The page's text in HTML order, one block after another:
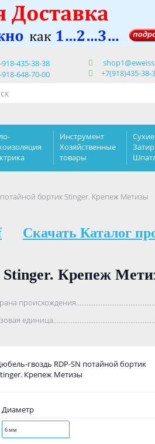
918-435-38-38
918-648-70-00
+7(918)435-38-
Инструмент
Хозяйственные
товары
потайной бортик Stinger. Крепеж Метизы
Скачать Каталог
Stinger. Крепеж
гвоздь RDP-SN потайной бортик
Крепеж Метизы
Диаметр
6 мм